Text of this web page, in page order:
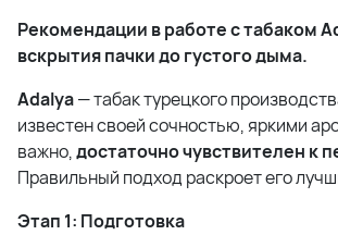
Рекомендации в работе с табаком
вскрытия пачки до густого дыма.
Adalya— табак турецкого
известен своей сочностью, яркими
важно,достаточно чувствителен к
Правильный подход раскроет его
Этап 1: Подготовка